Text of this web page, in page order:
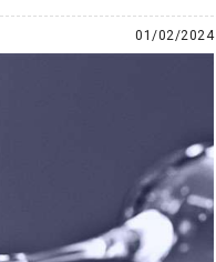
01/02/2024